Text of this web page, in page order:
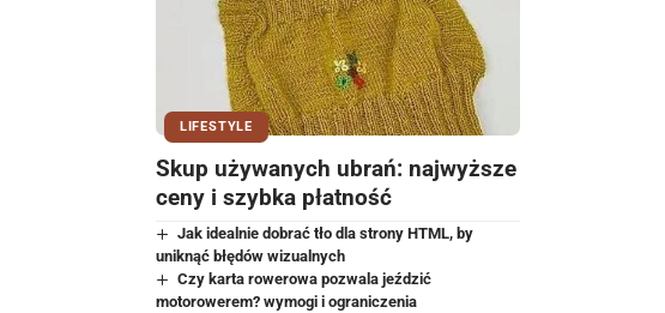
LIFESTYLE
Skup używanych ubrań: najwyższe
ceny i szybka płatność
Jak idealnie dobrać tło dla strony HTML, by
uniknąć błędów wizualnych
Czy karta rowerowa pozwala jeździć
motorowerem? wymogi i ograniczenia